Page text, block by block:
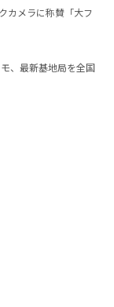
カメラに称賛「大フ
、最新基地局を全国